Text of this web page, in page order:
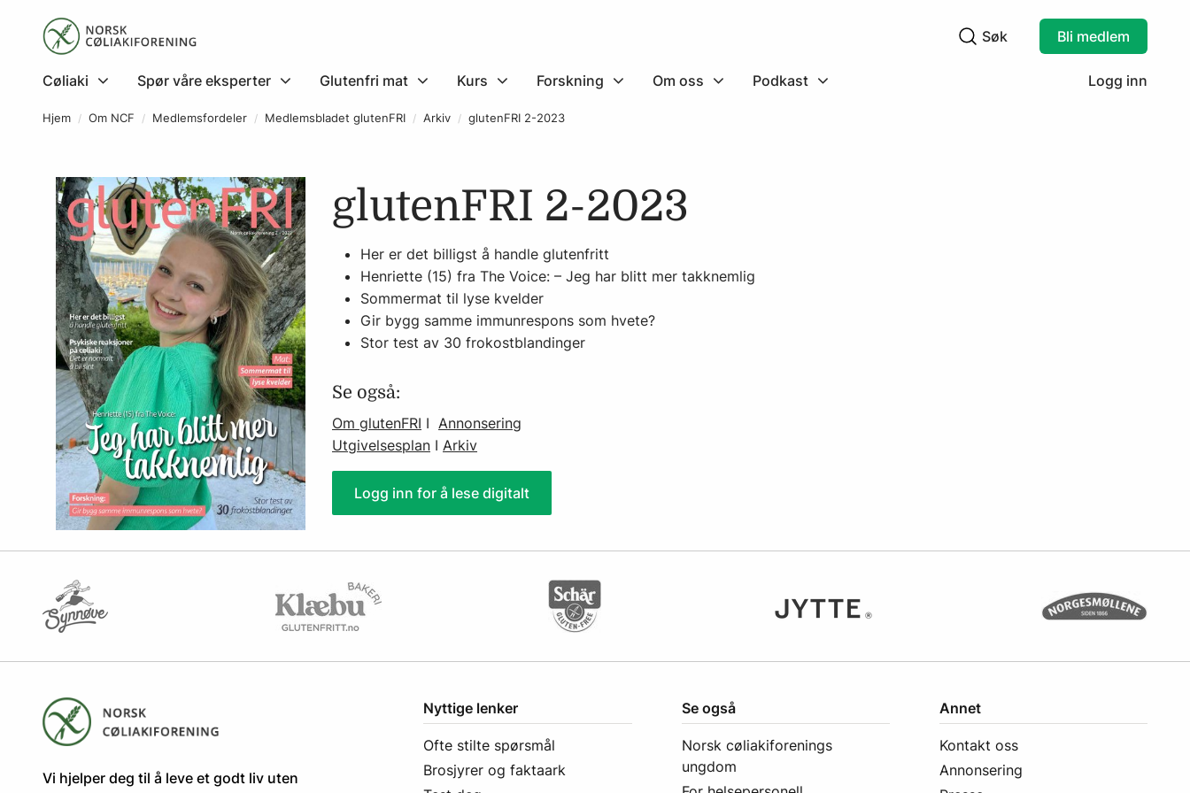
Cøliaki Spør våre eksperter Glutenfri mat Kurs Forskning Om oss Podkast
Søkefelt
Søk Bli medlem
Logg inn
Hjem Om NCF Medlemsfordeler Medlemsbladet glutenFRI Arkiv glutenFRI 2-2023
glutenFRI 2-2023
Her er det billigst å handle glutenfritt
Henriette (15) fra The Voice: – Jeg har blitt mer takknemlig
Sommermat til lyse kvelder
Gir bygg samme immunrespons som hvete?
Stor test av 30 frokostblandinger
Se også:
Om glutenFRI I Annonsering
Utgivelsesplan I Arkiv
Logg inn for å lese digitalt
​​​​Vi hjelper deg til å leve et godt liv uten
Nyttige lenker
Ofte stilte spørsmål
Brosjyrer og faktaark
Se også
Norsk cøliakiforenings
ungdom
Annet
Kontakt oss
Annonsering